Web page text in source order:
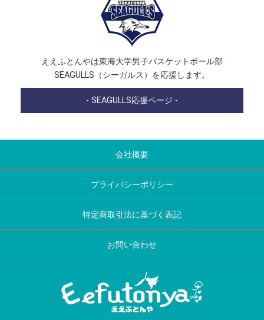
ええふとんやは東海大学男子バスケットボール部
SEAGULLS（シーガルス）を応援します。
- SEAGULLS応援ページ -
会社概要
プライバシーポリシー
特定商取引法に基づく表記
お問い合わせ